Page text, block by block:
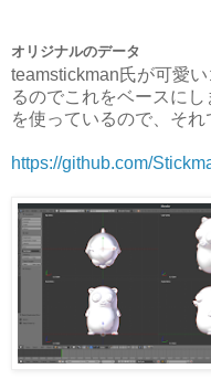
オリジナルのデータ
teamstickman氏が可愛
るのでこれをベースにし
を使っているので、それ
https://github.com/